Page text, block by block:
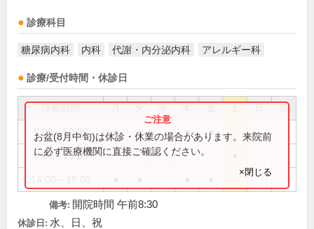
診療科目
糖尿病内科 内科 代謝・内分泌内科 アレルギー科
診療/受付時間・休診日
祝
9:00～12:30 ● ● ● ●
9:00～13:00
お盆(8月中旬)は休診・休業の場合があります。来院前
に必ず医療機関に直接ご確認ください。
×閉じる
備考: 開院時間 午前8:30
休診日: 水、日、祝